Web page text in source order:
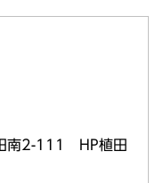
南2-111 HP植田